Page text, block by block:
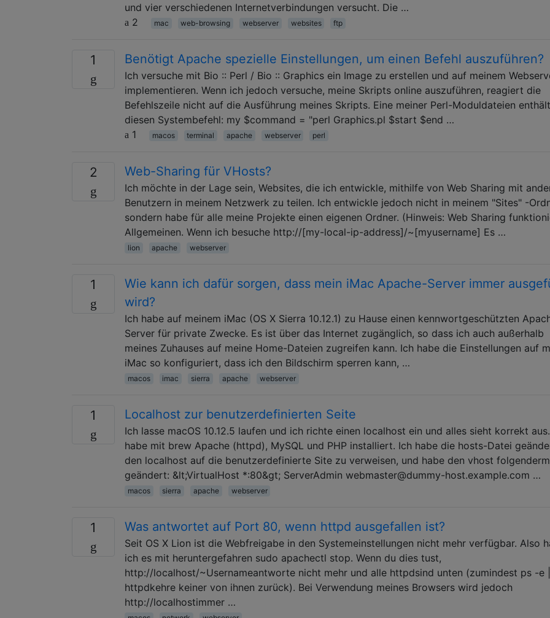
und vier verschiedenen Internetverbindungen versucht. Die …
2
mac web-browsing webserver websites ftp
1 Benötigt Apache spezielle Einstellungen, um einen Befehl auszuführen?
Ich versuche mit Bio :: Perl / Bio :: Graphics ein Image zu erstellen und auf meinem
implementieren. Wenn ich jedoch versuche, meine Skripts online auszuführen, reagiert die
Befehlszeile nicht auf die Ausführung meines Skripts. Eine meiner Perl-Moduldateien enthält
diesen Systembefehl: my $command = "perl Graphics.pl $start $end …
1
macos terminal apache webserver perl
2 Web-Sharing für VHosts?
Ich möchte in der Lage sein, Websites, die ich entwickle, mithilfe von Web Sharing mit
Benutzern in meinem Netzwerk zu teilen. Ich entwickle jedoch nicht in meinem "Sites" -
sondern habe für alle meine Projekte einen eigenen Ordner. (Hinweis: Web Sharing
Allgemeinen. Wenn ich besuche http://[my-local-ip-address]/~[myusername] Es …
lion apache webserver
1
Wie kann ich dafür sorgen, dass mein iMac Apache-Server immer
wird?
Ich habe auf meinem iMac (OS X Sierra 10.12.1) zu Hause einen kennwortgeschützten
Server für private Zwecke. Es ist über das Internet zugänglich, so dass ich auch außerhalb
meines Zuhauses auf meine Home-Dateien zugreifen kann. Ich habe die Einstellungen auf
iMac so konfiguriert, dass ich den Bildschirm sperren kann, …
macos imac sierra apache webserver
1 Localhost zur benutzerdefinierten Seite
Ich lasse macOS 10.12.5 laufen und ich richte einen localhost ein und alles sieht korrekt
habe mit brew Apache (httpd), MySQL und PHP installiert. Ich habe die hosts-Datei
den localhost auf die benutzerdefinierte Site zu verweisen, und habe den vhost
geändert: &lt;VirtualHost *:80&gt; ServerAdmin webmaster@dummy-host.example.com …
macos sierra apache webserver
1 Was antwortet auf Port 80, wenn httpd ausgefallen ist?
Seit OS X Lion ist die Webfreigabe in den Systemeinstellungen nicht mehr verfügbar. Also
ich es mit heruntergefahren sudo apachectl stop. Wenn du dies tust,
http://localhost/~Usernameantworte nicht mehr und alle httpdsind unten (zumindest ps -e
httpdkehre keiner von ihnen zurück). Bei Verwendung meines Browsers wird jedoch
http://localhostimmer …